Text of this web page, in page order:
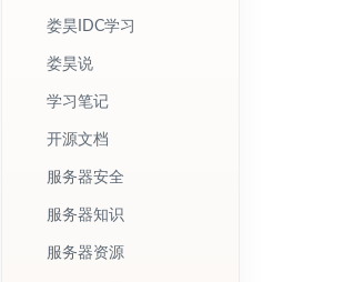
娄昊IDC学习
娄昊说
学习笔记
开源文档
服务器安全
服务器知识
服务器资源